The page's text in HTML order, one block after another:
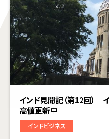
インド見聞記（第12回）
高値更新中
インドビジネス